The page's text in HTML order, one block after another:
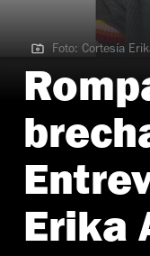
Foto: Cortesía Erika
Foto: Cortesía
Erika